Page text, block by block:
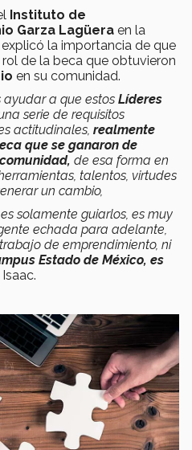
Instituto de
Garza Lagüera en la
la importancia de que
de la beca que obtuvieron
en su comunidad.
ayudar a que estos Líderes
serie de requisitos
actitudinales, realmente
que se ganaron de
de esa forma en
talentos, virtudes
un cambio,
solamente guiarlos, es muy
echada para adelante,
de emprendimiento, ni
Estado de México, es